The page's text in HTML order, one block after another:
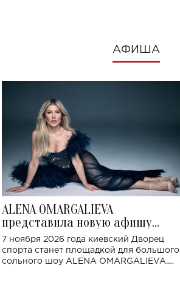
АФИША
ALENA OMARGALIEVA
представила новую афишу
большого концерта во Дворце
спорта
7 ноября 2026 года киевский Дворец
спорта станет площадкой для большого
сольного шоу ALENA OMARGALIEVA.